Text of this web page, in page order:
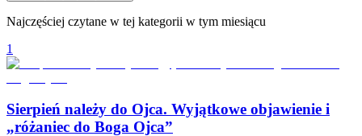
Najczęściej czytane w tej kategorii w tym miesiącu
1
Sierpień należy do Ojca. Wyjątkowe objawienie i
„różaniec do Boga Ojca”